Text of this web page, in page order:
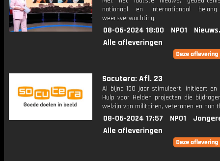
nationaal en internationaal
weersverwachting.
08-06-2024 18:00 NPO1
Alle afleveringen
Socutera: Afl. 23
Al bijna 150 jaar stimuleert, initieert en
Hulp voor Helden projecten die
welzijn van militairen, veteranen en hun
08-06-2024 17:57 NPO1
Alle afleveringen